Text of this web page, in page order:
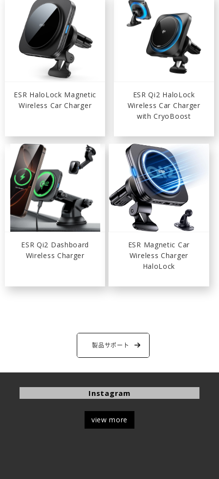
ESR HaloLock Magnetic
Wireless Car Charger
ESR Qi2 HaloLock
Wireless Car Charger
with CryoBoost
ESR Qi2 Dashboard
Wireless Charger
ESR Magnetic Car
Wireless Charger
HaloLock
製品サポート
Instagram
view more